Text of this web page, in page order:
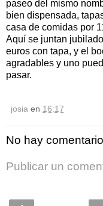
paseo del mismo
bien dispensada,
casa de comidas por
Aquí se juntan
euros con tapa, y el
agradables y uno
pasar.
josia en 16:17
No hay
Publicar un